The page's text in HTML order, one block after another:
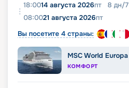
18:0014 августа 2026пт 8 дн/7
08:0021 августа 2026пт
Вы посетите 4 страны:
MSC World Europa
КОМФОРТ